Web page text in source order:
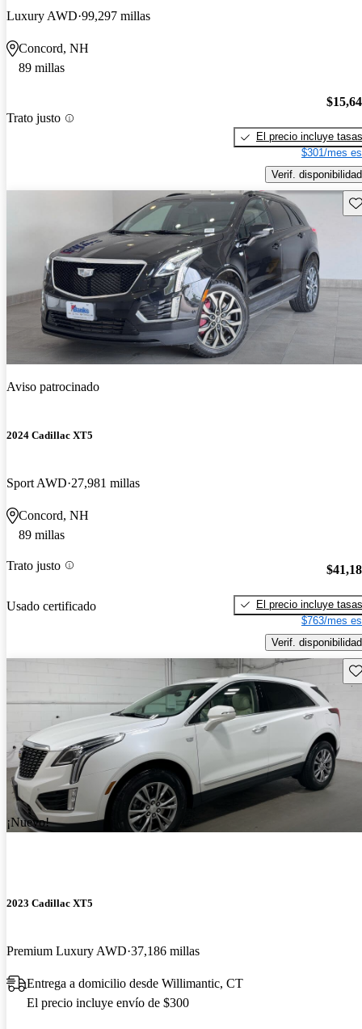
Luxury AWD 99,297 millas
Concord, NH
89 millas
Trato justo
El precio incluye tasas
$301/mes
Verif. disponibilidad
Aviso patrocinado
2024 Cadillac XT5
Sport AWD 27,981 millas
Concord, NH
89 millas
Trato justo
Usado certificado
El precio incluye tasas
$763/mes
Verif. disponibilidad
¡Nuevo!
2023 Cadillac XT5
Premium Luxury AWD 37,186 millas
Entrega a domicilio desde Willimantic, CT
El precio incluye envío de $300